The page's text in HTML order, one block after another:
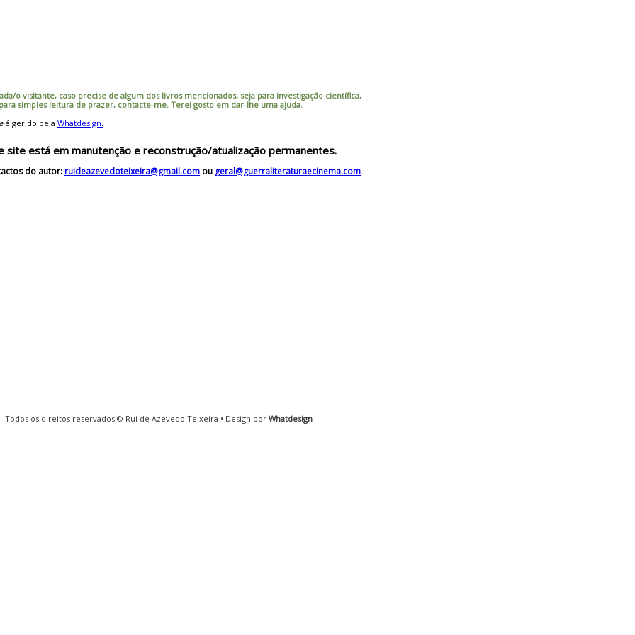
o visitante, caso precise de algum dos livros mencionados, seja para investigação científica,
simples leitura de prazer, contacte-me. Terei gosto em dar-lhe uma ajuda.
é gerido pela Whatdesign.
site está em manutenção e reconstrução/atualização permanentes.
do autor:ruideazevedoteixeira@gmail.com ou geral@guerraliteraturaecinema.com
Todos os direitos reservados © Rui de Azevedo Teixeira • Design por Whatdesign